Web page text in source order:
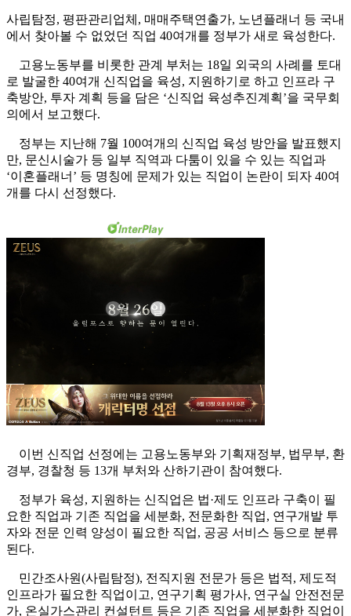
사립탐정, 평판관리업체, 매매주택연출가, 노년플래너 등 국내
에서 찾아볼 수 없었던 직업 40여개를 정부가 새로 육성한다.
고용노동부를 비롯한 관계 부처는 18일 외국의 사례를 토대
로 발굴한 40여개 신직업을 육성, 지원하기로 하고 인프라 구
축방안, 투자 계획 등을 담은 ‘신직업 육성추진계획’을 국무회
의에서 보고했다.
정부는 지난해 7월 100여개의 신직업 육성 방안을 발표했지
만, 문신시술가 등 일부 직역과 다툼이 있을 수 있는 직업과
‘이혼플래너’ 등 명칭에 문제가 있는 직업이 논란이 되자 40여
개를 다시 선정했다.
이번 신직업 선정에는 고용노동부와 기획재정부, 법무부, 환
경부, 경찰청 등 13개 부처와 산하기관이 참여했다.
정부가 육성, 지원하는 신직업은 법·제도 인프라 구축이 필
요한 직업과 기존 직업을 세분화, 전문화한 직업, 연구개발 투
자와 전문 인력 양성이 필요한 직업, 공공 서비스 등으로 분류
된다.
민간조사원(사립탐정), 전직지원 전문가 등은 법적, 제도적
인프라가 필요한 직업이고, 연구기획 평가사, 연구실 안전전문
가, 온실가스관리 컨설턴트 등은 기존 직업을 세분화한 직업이